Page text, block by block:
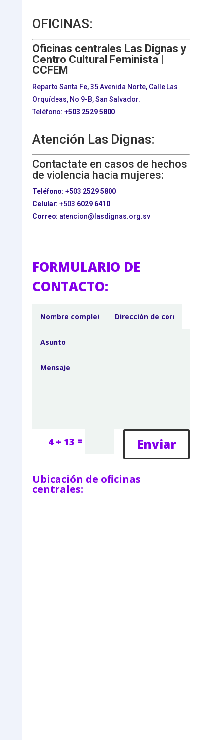
OFICINAS:
Oficinas centrales Las Dignas y
Centro Cultural Feminista |
CCFEM
Reparto Santa Fe, 35 Avenida Norte, Calle Las
Orquídeas, No 9-B, San Salvador.
Teléfono: +503 2529 5800
Atención Las Dignas:
Contactate en casos de hechos
de violencia hacia mujeres:
Teléfono: +503 2529 5800
Celular: +503 6029 6410
Correo: atencion@lasdignas.org.sv
FORMULARIO DE
CONTACTO:
4 + 13 = Enviar
Ubicación de oficinas
centrales: